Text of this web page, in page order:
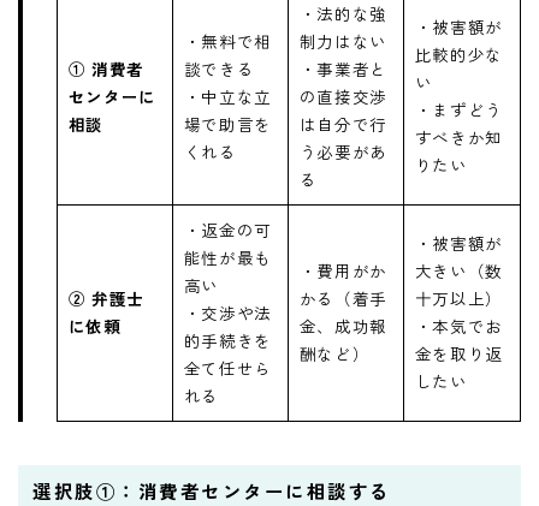
① 消費者
センターに
相談
・無料で相
談できる
・中立な立
場で助言を
くれる
・法的な強
制力はない
・事業者と
の直接交渉
は自分で行
う必要があ
る
・被害額が
比較的少な
い
・まずどう
すべきか知
りたい
② 弁護士
に依頼
・返金の可
能性が最も
高い
・交渉や法
的手続きを
全て任せら
れる
・費用がか
かる（着手
金、成功報
酬など）
・被害額が
大きい（数
十万以上）
・本気でお
金を取り返
したい
選択肢①：消費者センターに相談する